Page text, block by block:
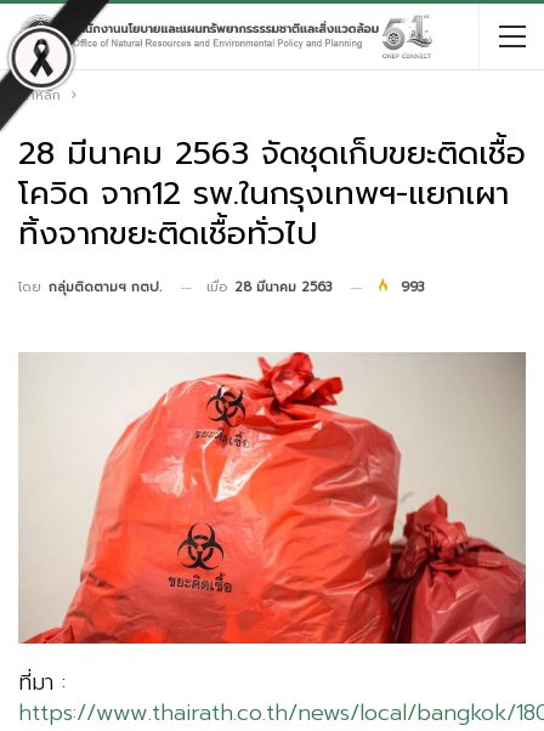
หน้าหลัก
28 มีนาคม 2563 จัดชุดเก็บขยะติดเชื้อ
โควิด จาก12 รพ.ในกรุงเทพฯ-แยกเผา
ทิ้งจากขยะติดเชื้อทั่วไป
โดย กลุ่มติดตามฯ กตป. เมื่อ 28 มีนาคม 2563 993
ที่มา :
https://www.thairath.co.th/news/local/bangkok/